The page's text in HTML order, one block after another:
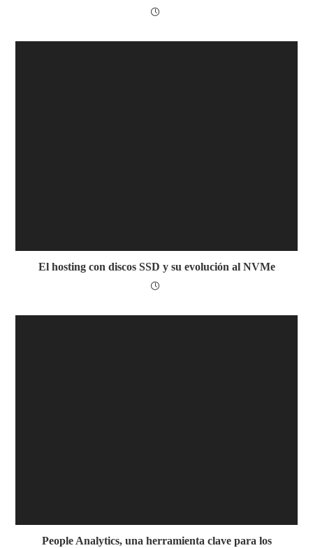
El hosting con discos SSD y su evolución al NVMe
People Analytics, una herramienta clave para los